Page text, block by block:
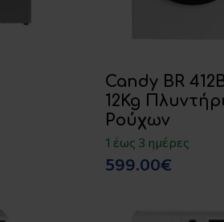
Candy BR
12Kg
Ρούχων
1 έως 3 ημέρες
599.00€